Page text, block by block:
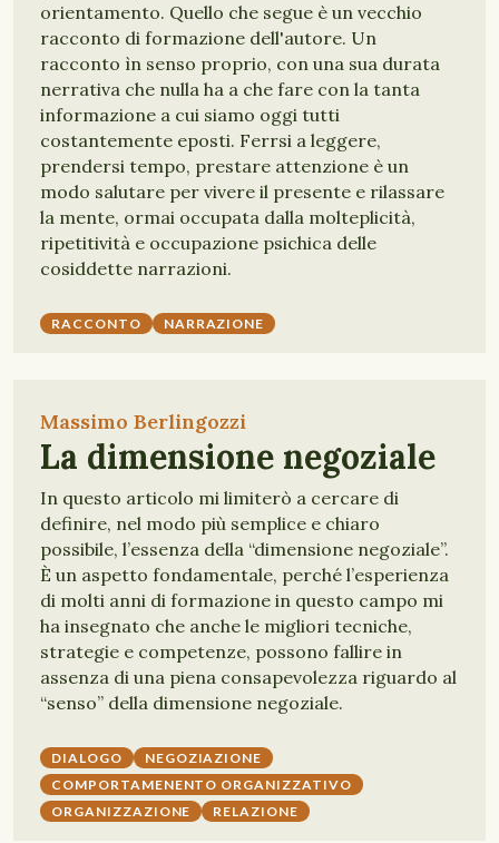
orientamento. Quello che segue è un vecchio
racconto di formazione dell'autore. Un
racconto ìn senso proprio, con una sua durata
nerrativa che nulla ha a che fare con la tanta
informazione a cui siamo oggi tutti
costantemente eposti. Ferrsi a leggere,
prendersi tempo, prestare attenzione è un
modo salutare per vivere il presente e rilassare
la mente, ormai occupata dalla molteplicità,
ripetitività e occupazione psichica delle
cosiddette narrazioni.
RACCONTO NARRAZIONE
Massimo Berlingozzi
La dimensione negoziale
In questo articolo mi limiterò a cercare di
definire, nel modo più semplice e chiaro
possibile, l’essenza della “dimensione negoziale”.
È un aspetto fondamentale, perché l’esperienza
di molti anni di formazione in questo campo mi
ha insegnato che anche le migliori tecniche,
strategie e competenze, possono fallire in
assenza di una piena consapevolezza riguardo al
“senso” della dimensione negoziale.
DIALOGO
NEGOZIAZIONE
COMPORTAMENENTO ORGANIZZATIVO
ORGANIZZAZIONE
RELAZIONE